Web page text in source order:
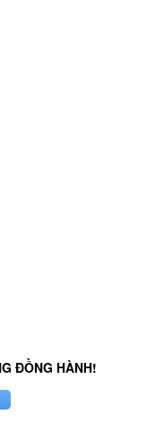
ĐỒNG HÀNH!